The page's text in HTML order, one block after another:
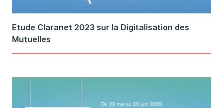
Etude Claranet 2023 sur la Digitalisation des
Mutuelles